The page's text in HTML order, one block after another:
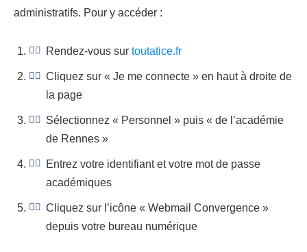
administratifs. Pour y accéder :
Rendez-vous sur toutatice.fr
Cliquez sur « Je me connecte » en haut à droite de
la page
Sélectionnez « Personnel » puis « de l’académie
de Rennes »
Entrez votre identifiant et votre mot de passe
académiques
Cliquez sur l’icône « Webmail Convergence »
depuis votre bureau numérique